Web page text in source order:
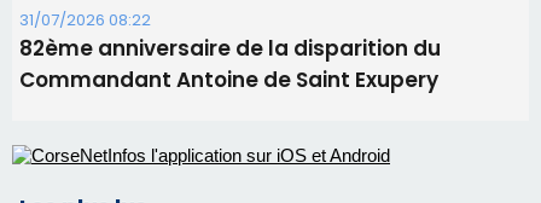
d'un spectacle qui ne reviendra pas avant 2081
Bastia – Le festival Porto Latino évacué en urgence
avant le concert de Mosimann
profiter pleinement du spectacle ?